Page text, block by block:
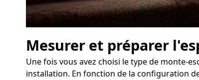
Mesurer et préparer
Une fois vous avez choisi le type de monte-
installation. En fonction de la configuration